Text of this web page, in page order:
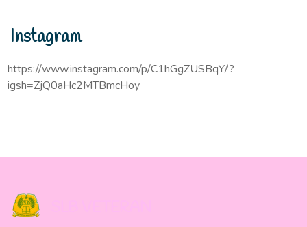
Instagram
https://www.instagram.com/p/C1hGgZUSBqY/?
igsh=ZjQ0aHc2MTBmcHoy